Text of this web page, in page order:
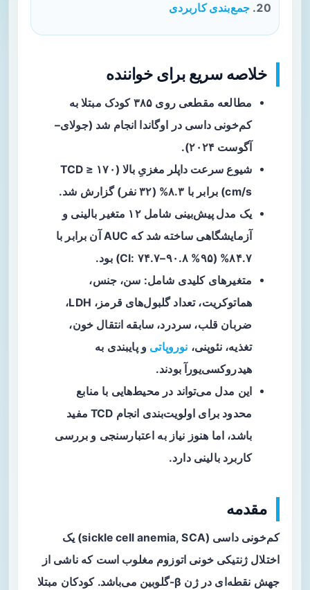
جمع‌بندی کاربردی
خلاصه سریع برای خواننده
مطالعه
مقطعی روی ۳۸۵ کودک مبتلا به
کم‌خونی داسی در اوگاندا انجام شد (جولای–
آگوست ۲۰۲۴).
شیوع سرعت داپلر مغزیِ بالا
(TCD ≥ ۱۷۰
cm/s) برابر با ۸.۳% (۳۲ نفر) گزارش شد.
یک مدل پیش‌بینی
شامل ۱۲ متغیر بالینی و
آزمایشگاهی ساخته شد که AUC آن برابر با
۸۴.۷% (۹۵% CI: ۷۴.۷–۹۰.۸) بود.
متغیرهای کلیدی شامل: سن، جنس،
هماتوکریت، تعداد گلبول‌های قرمز، LDH،
ضربان قلب، سردرد، سابقه انتقال خون،
تغذیه، نئوپنی، نوروپاتی و پایبندی به
هیدروکسی‌یورآ بودند.
این مدل می‌تواند در محیط‌هایی با منابع
محدود برای اولویت‌بندی
انجام TCD مفید
باشد، اما هنوز نیاز به اعتبارسنجی و بررسی
کاربرد بالینی دارد.
مقدمه
کم‌خونی داسی (sickle cell anemia, SCA) یک
اختلال ژنتیکی خونی اتوزوم مغلوب است که ناشی از
جهش نقطه‌ای در ژن β-گلوبین می‌باشد. کودکان مبتلا